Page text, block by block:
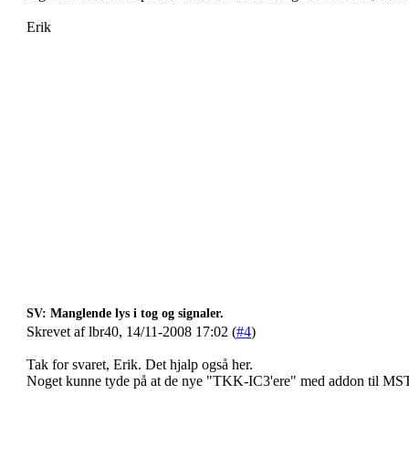
Erik
SV: Manglende lys i tog og signaler.
Skrevet af lbr40, 14/11-2008 17:02 (#4)
Tak for svaret, Erik. Det hjalp også her.
Noget kunne tyde på at de nye "TKK-IC3'ere" med addon til